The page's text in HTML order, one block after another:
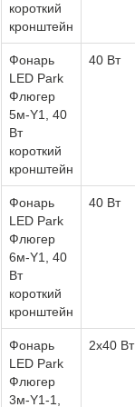
короткий
кронштейн
Фонарь
LED Park
Флюгер
5м-Y1, 40
Вт
короткий
кронштейн
40 Вт
Фонарь
LED Park
Флюгер
6м-Y1, 40
Вт
короткий
кронштейн
40 Вт
Фонарь
LED Park
Флюгер
3м-Y1-1,
2х40 Вт